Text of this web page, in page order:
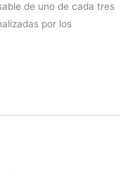
de uno de cada tres
por los